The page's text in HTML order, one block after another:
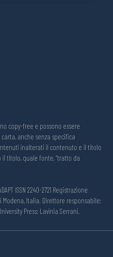
copy-free e possono essere
anche senza specifica
inalterati il contenuto e il titolo
titolo, quale fonte, “tratto da
ISSN 2240-2721 Registrazione
Modena, Italia. Direttore responsabile:
Press: Lavinia Serrani.